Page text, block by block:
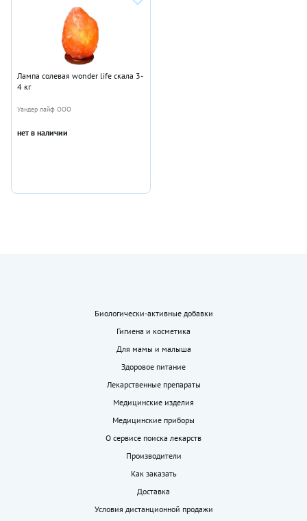
Лампа солевая wonder life скала 3-
4 кг
Уандер лайф ООО
нет в наличии
Биологически-активные добавки
Гигиена и косметика
Для мамы и малыша
Здоровое питание
Лекарственные препараты
Медицинские изделия
Медицинские приборы
О сервисе поиска лекарств
Производители
Как заказать
Доставка
Условия дистанционной продажи